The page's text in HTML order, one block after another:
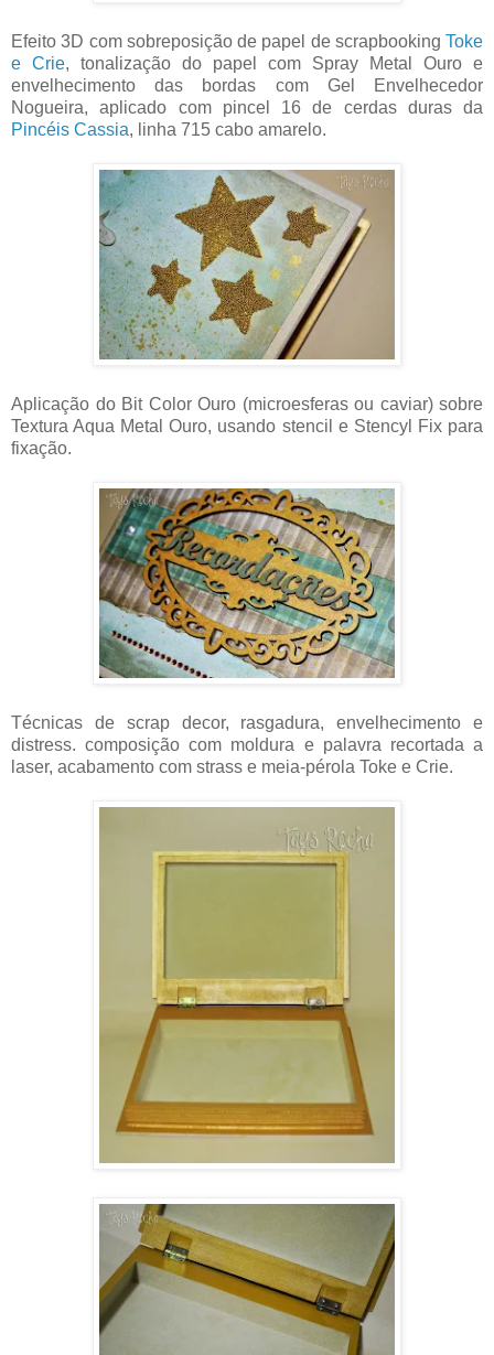
Efeito 3D com sobreposição de papel de scrapbooking Toke
e Crie, tonalização do papel com Spray Metal Ouro e
envelhecimento das bordas com Gel Envelhecedor
Nogueira, aplicado com pincel 16 de cerdas duras da
Pincéis Cassia, linha 715 cabo amarelo.
Aplicação do Bit Color Ouro (microesferas ou caviar) sobre
Textura Aqua Metal Ouro, usando stencil e Stencyl Fix para
fixação.
Técnicas de scrap decor, rasgadura, envelhecimento e
distress. composição com moldura e palavra recortada a
laser, acabamento com strass e meia-pérola Toke e Crie.